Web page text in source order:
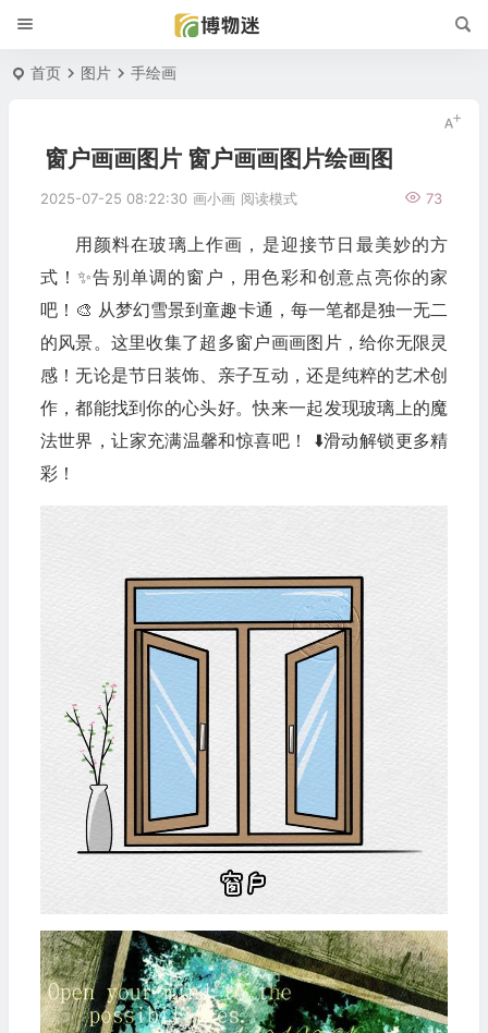
首页 图片 手绘画
窗户画画图片 窗户画画图片绘画图
2025-07-25 08:22:30 画小画 73
阅读模式
用颜料在玻璃上作画，是迎接节日最美妙的方
式！✨告别单调的窗户，用色彩和创意点亮你的家
吧！🎨 从梦幻雪景到童趣卡通，每一笔都是独一无二
的风景。这里收集了超多窗户画画图片，给你无限灵
感！无论是节日装饰、亲子互动，还是纯粹的艺术创
作，都能找到你的心头好。快来一起发现玻璃上的魔
法世界，让家充满温馨和惊喜吧！ ⬇️滑动解锁更多精
彩！